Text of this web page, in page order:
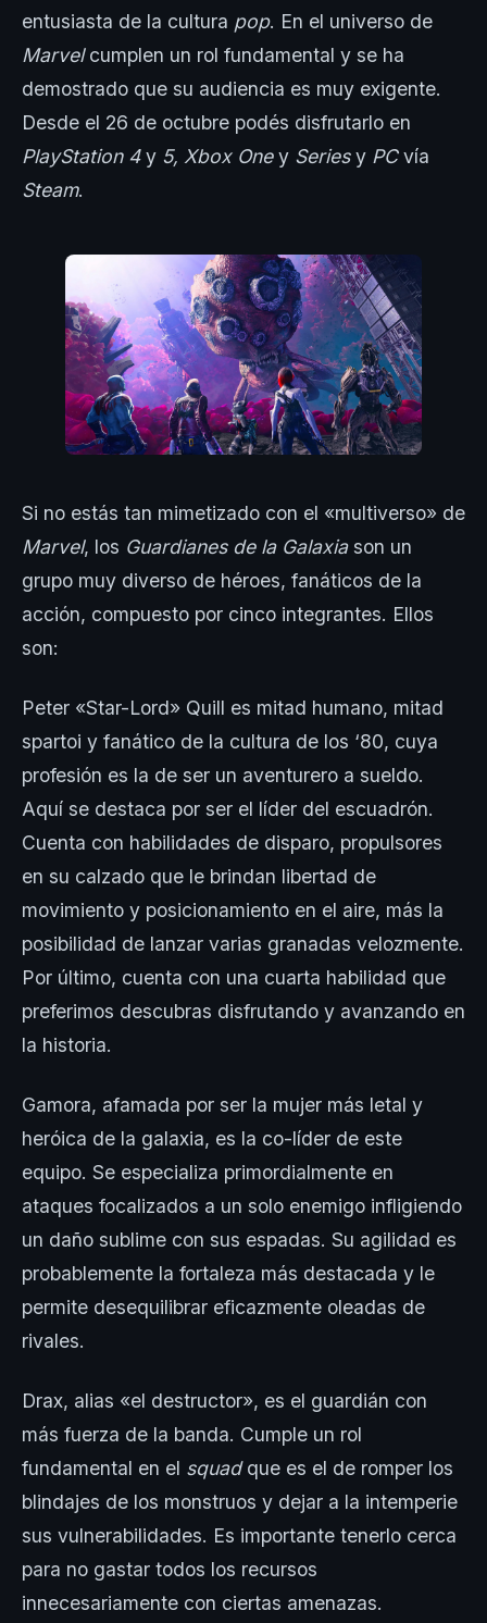
entusiasta de la cultura pop. En el universo de
Marvelcumplen un rol fundamental y se ha
demostrado que su audiencia es muy exigente.
Desde el 26 de octubre podés disfrutarlo en
PlayStation 4y 5, Xbox Oney Seriesy PCvía
Steam.
Si no estás tan mimetizado con el «multiverso» de
Marvel, los Guardianes de la Galaxiason un
grupo muy diverso de héroes, fanáticos de la
acción, compuesto por cinco integrantes. Ellos
son:
Peter «Star-Lord» Quill es mitad humano, mitad
spartoi y fanático de la cultura de los ‘80, cuya
profesión es la de ser un aventurero a sueldo.
Aquí se destaca por ser el líder del escuadrón.
Cuenta con habilidades de disparo, propulsores
en su calzado que le brindan libertad de
movimiento y posicionamiento en el aire, más la
posibilidad de lanzar varias granadas velozmente.
Por último, cuenta con una cuarta habilidad que
preferimos descubras disfrutando y avanzando en
la historia.
Gamora, afamada por ser la mujer más letal y
heróica de la galaxia, es la co-líder de este
equipo. Se especializa primordialmente en
ataques focalizados a un solo enemigo infligiendo
un daño sublime con sus espadas. Su agilidad es
probablemente la fortaleza más destacada y le
permite desequilibrar eficazmente oleadas de
rivales.
Drax, alias «el destructor», es el guardián con
más fuerza de la banda. Cumple un rol
fundamental en el squadque es el de romper los
blindajes de los monstruos y dejar a la intemperie
sus vulnerabilidades. Es importante tenerlo cerca
para no gastar todos los recursos
innecesariamente con ciertas amenazas.